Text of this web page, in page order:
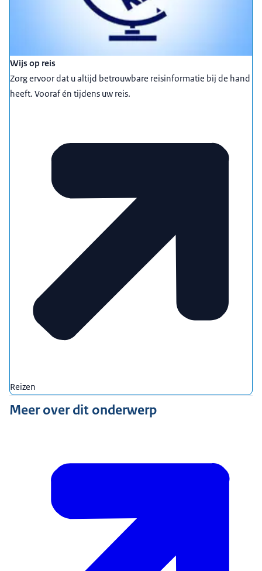
Wijs op reis
Zorg ervoor dat u altijd betrouwbare reisinformatie bij de hand
heeft. Vooraf én tijdens uw reis.
Reizen
Meer over dit onderwerp